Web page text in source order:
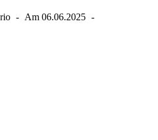
Am 06.06.2025